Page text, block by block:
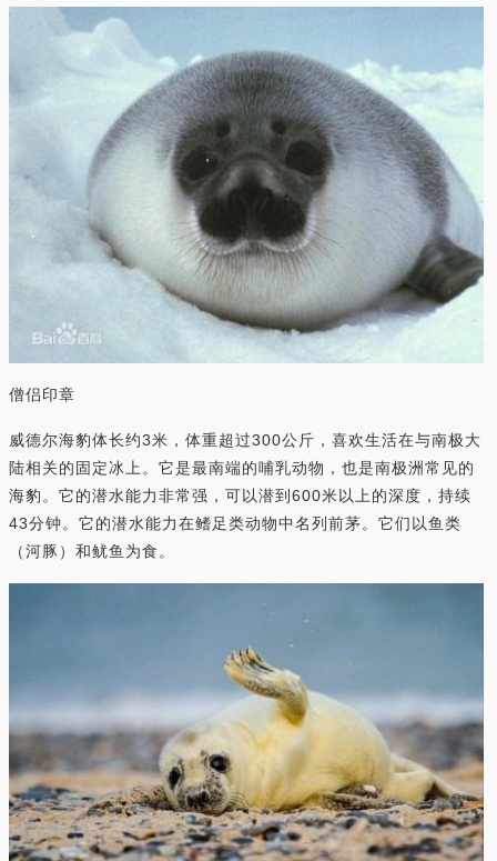
僧侣印章
威德尔海豹体长约3米，体重超过300公斤，喜欢生活在与南极大
陆相关的固定冰上。它是最南端的哺乳动物，也是南极洲常见的
海豹。它的潜水能力非常强，可以潜到600米以上的深度，持续
43分钟。它的潜水能力在鳍足类动物中名列前茅。它们以鱼类
（河豚）和鱿鱼为食。